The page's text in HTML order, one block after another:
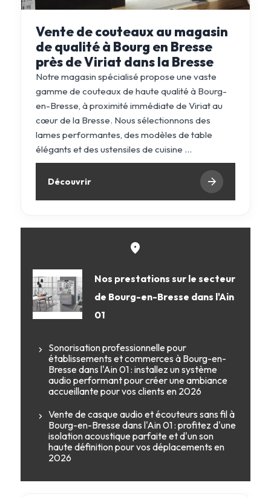
Vente de couteaux au magasin
de qualité à Bourg en Bresse
près de Viriat dans la Bresse
Notre magasin spécialisé propose une vaste
gamme de couteaux de haute qualité à Bourg-
en-Bresse, à proximité immédiate de Viriat au
cœur de la Bresse. Nous sélectionnons des
lames performantes, des modèles de table
élégants et des ustensiles de cuisine ...
Découvrir
Nos prestations sur le secteur
de Bourg-en-Bresse dans l'Ain
01
Sonorisation professionnelle pour
établissements et commerces à Bourg-en-
Bresse dans l'Ain 01 : installez un système
audio performant pour créer une ambiance
accueillante pour vos clients en 2026
Vente de casque audio et écouteurs sans fil à
Bourg-en-Bresse dans l'Ain 01 : profitez d'une
isolation acoustique parfaite et d'un son
haute définition pour vos déplacements en
2026